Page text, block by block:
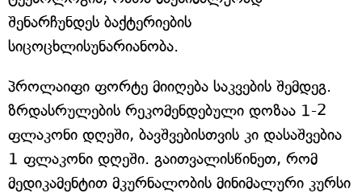
შენარჩუნდეს ბაქტერიების
სიცოცხლისუნარიანობა.
პროლაიფი ფორტე მიიღება საკვების შემდეგ.
ზრდასრულების რეკომენდებული დოზაა 1-2
ფლაკონი დღეში, ბავშვებისთვის კი დასაშვებია
1 ფლაკონი დღეში. გაითვალისწინეთ, რომ
მედიკამენტით მკურნალობის მინიმალური კურსი